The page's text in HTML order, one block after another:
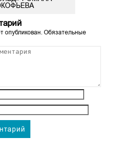
опубликован.Обязательные